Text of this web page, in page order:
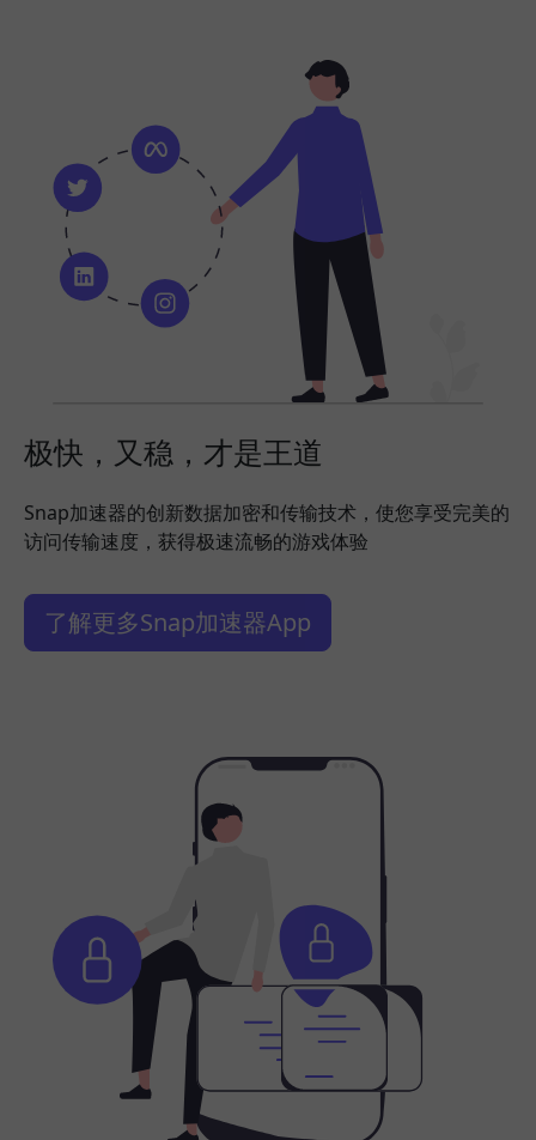
极快，又稳，才是王道
Snap加速器的创新数据加密和传输技术，使您享受完美的
访问传输速度，获得极速流畅的游戏体验
了解更多Snap加速器App